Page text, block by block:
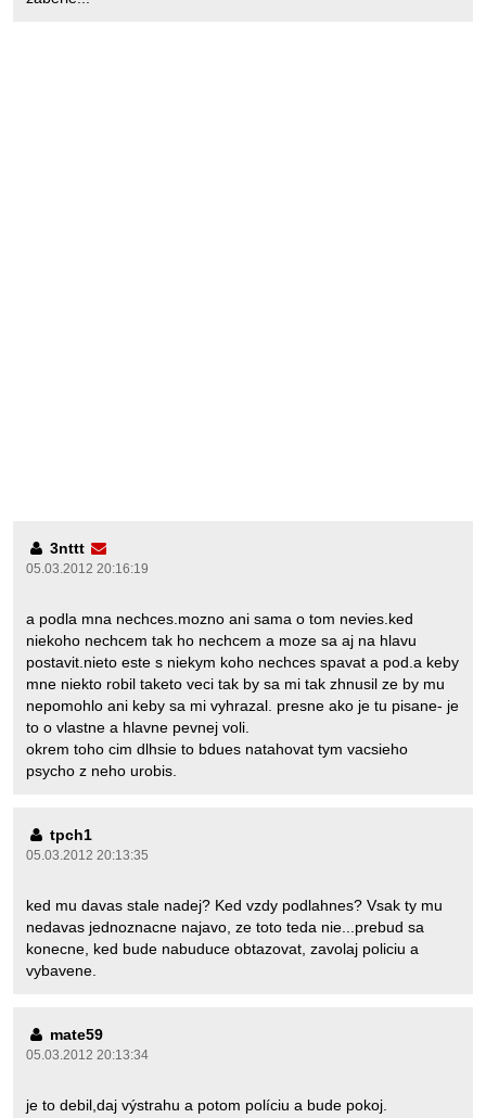
3nttt
05.03.2012 20:16:19
a podla mna nechces.mozno ani sama o tom nevies.ked
niekoho nechcem tak ho nechcem a moze sa aj na hlavu
postavit.nieto este s niekym koho nechces spavat a pod.a keby
mne niekto robil taketo veci tak by sa mi tak zhnusil ze by mu
nepomohlo ani keby sa mi vyhrazal. presne ako je tu pisane- je
to o vlastne a hlavne pevnej voli.
okrem toho cim dlhsie to bdues natahovat tym vacsieho
psycho z neho urobis.
tpch1
05.03.2012 20:13:35
ked mu davas stale nadej? Ked vzdy podlahnes? Vsak ty mu
nedavas jednoznacne najavo, ze toto teda nie...prebud sa
konecne, ked bude nabuduce obtazovat, zavolaj policiu a
vybavene.
mate59
05.03.2012 20:13:34
je to debil,daj výstrahu a potom políciu a bude pokoj.